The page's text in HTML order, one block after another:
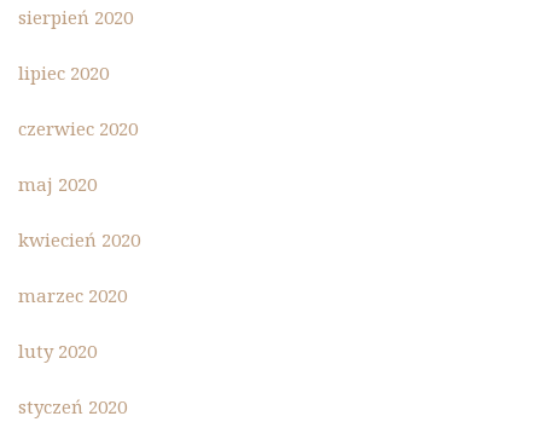
sierpień 2020
lipiec 2020
czerwiec 2020
maj 2020
kwiecień 2020
marzec 2020
luty 2020
styczeń 2020